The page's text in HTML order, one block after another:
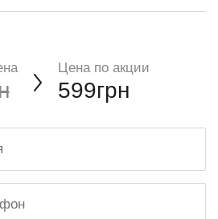
Цена по акции
599грн